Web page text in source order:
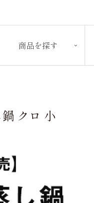
商品を探す
クロ 小